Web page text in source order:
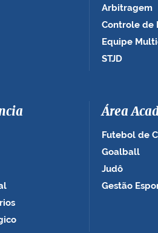
Arbitragem
Controle de
Equipe
STJD
Área
Futebol de
Goalball
Judô
Gestão